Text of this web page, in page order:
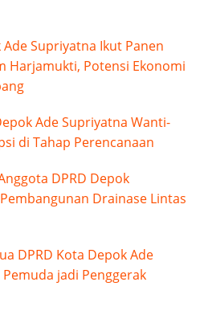
Ade Supriyatna Ikut Panen
Harjamukti, Potensi Ekonomi
Ade Supriyatna Wanti-
di Tahap Perencanaan
DPRD Depok
Drainase Lintas
DPRD Kota Depok Ade
jadi Penggerak